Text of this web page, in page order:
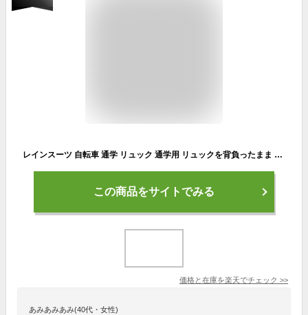
レインスーツ 自転車 通学 リュック 通学用 リュックを背負ったまま リュック対応 フード付き 通学用 カッパ 合羽 雨合羽 レインウェア 紺 白 女子 男子 レディース メンズ 高校 中学 防水 撥水 耐水 梅雨 送料無料 船橋 FS-7110
この商品をサイトでみる
価格と在庫を楽天でチェック >>
あみあみあみ(40代・女性)